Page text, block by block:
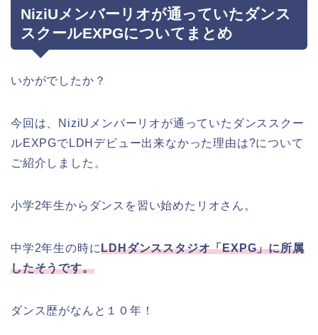
NiziUメンバーリオが通っていたダンス
スクールEXPGについてまとめ
いかがでしたか？
今回は、NiziUメンバーリオが通っていたダンススクー
ルEXPGでLDHデビュー出来なかった理由は?について
ご紹介しました。
小学2年生からダンスを習い始めたリオさん。
中学2年生の時にLDHダンススタジオ「EXPG」に所属
したそうです。
ダンス歴がなんと１０年！